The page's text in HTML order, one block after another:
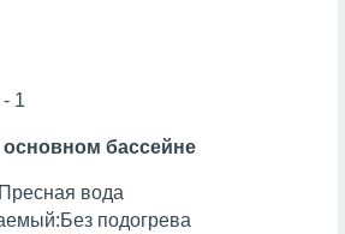
1
основном бассейне
вода
подогрева